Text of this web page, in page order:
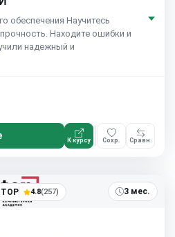
обеспечения Научитесь
Находите ошибки и
надежный и
К курсу Сохр. Сравн.
4.8(257) 3 мес.